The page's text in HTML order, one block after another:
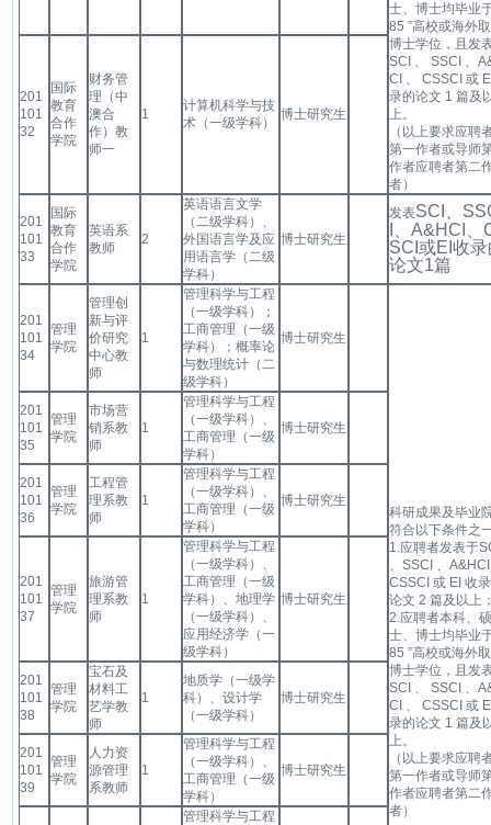
士、博士均毕业
85 ”高校或海外
博士学位，且发
SCI 、 SSCI 、
CI 、 CSSCI 或
录的论文 1 篇及
上。
（以上要求应聘
第一作者或导师
作者应聘者第二
者）
201
101
32
国际
教育
合作
学院
财务管
理（中
澳合
作）教
师一
1
计算机科学与技
术（一级学科）
博士研究生
201
101
33
国际
教育
合作
学院
英语系
教师
2
英语语言文学
（二级学科）、
外国语言学及应
用语言学（二级
学科）
博士研究生
发表SCI
A&HCI
SCI 或EI 收录
论文1篇
201
101
34
管理
学院
管理创
新与评
价研究
中心教
师
1
管理科学与工程
（一级学科）；
工商管理（一级
学科）；概率论
与数理统计（二
级学科）
博士研究生
科研成果及毕业
符合以下条件之
1.应聘者发表于
、SSCI 、
CSSCI 或 EI 收
论文 2 篇及以上
2.应聘者本科、硕
士、博士均毕业
85 ”高校或海外
博士学位，且发
SCI 、 SSCI 、
CI 、 CSSCI 或
录的论文 1 篇及
上。
（以上要求应聘
第一作者或导师
作者应聘者第二
者）
201
101
35
管理
学院
市场营
销系教
师
1
管理科学与工程
（一级学科）、
工商管理（一级
学科）
博士研究生
201
101
36
管理
学院
工程管
理系教
师
1
管理科学与工程
（一级学科）、
工商管理（一级
学科）
博士研究生
201
101
37
管理
学院
旅游管
理系教
师
1
管理科学与工程
（一级学科）、
工商管理（一级
学科）、地理学
（一级学科）、
应用经济学（一
级学科）
博士研究生
201
101
38
管理
学院
宝石及
材料工
艺学教
师
1
地质学（一级学
科）、设计学
（一级学科）
博士研究生
201
101
39
管理
学院
人力资
源管理
系教师
1
管理科学与工程
（一级学科）、
工商管理（一级
学科）
博士研究生
管理科学与工程